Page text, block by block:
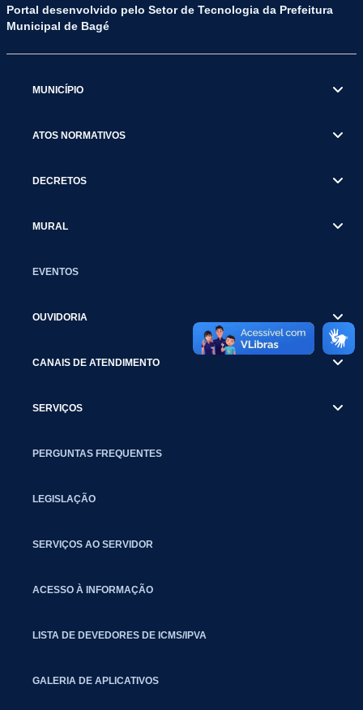
Portal desenvolvido pelo Setor de Tecnologia da Prefeitura
Municipal de Bagé
MUNICÍPIO
ATOS NORMATIVOS
DECRETOS
MURAL
EVENTOS
OUVIDORIA
CANAIS DE ATENDIMENTO
SERVIÇOS
PERGUNTAS FREQUENTES
LEGISLAÇÃO
SERVIÇOS AO SERVIDOR
ACESSO À INFORMAÇÃO
LISTA DE DEVEDORES DE ICMS/IPVA
GALERIA DE APLICATIVOS